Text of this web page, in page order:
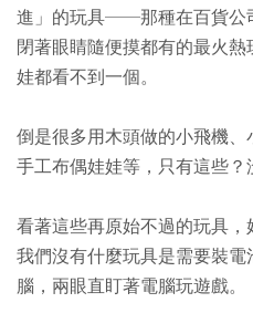
進」的玩具──那種在百貨公
閉著眼睛隨便摸都有的最火
娃都看不到一個。
倒是很多用木頭做的小飛機
手工布偶娃娃等，只有這些
看著這些再原始不過的玩具，
我們沒有什麼玩具是需要裝
腦，兩眼直盯著電腦玩遊戲。